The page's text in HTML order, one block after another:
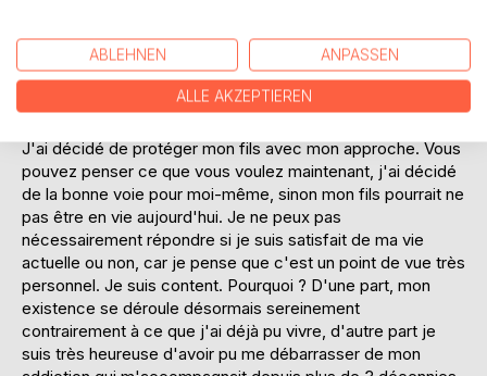
non des estimations avaient été transmis comme faits de la
finance à la justice, ma vie aurait probablement pris un
cours différent. Même s'il a été trouvé pour cette cause
que j'étais coupable de certaines violations de la loi, je suis
J'ai décidé de protéger mon fils avec mon approche. Vous
pouvez penser ce que vous voulez maintenant, j'ai décidé
de la bonne voie pour moi-même, sinon mon fils pourrait ne
pas être en vie aujourd'hui. Je ne peux pas
nécessairement répondre si je suis satisfait de ma vie
actuelle ou non, car je pense que c'est un point de vue très
personnel. Je suis content. Pourquoi ? D'une part, mon
existence se déroule désormais sereinement
contrairement à ce que j'ai déjà pu vivre, d'autre part je
suis très heureuse d'avoir pu me débarrasser de mon
ABLEHNEN ANPASSEN
ALLE AKZEPTIEREN